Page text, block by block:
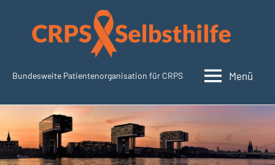
springen
CRPSSelbsthilfe.org
Bundesweite Patientenorganisation für CRPS Menü